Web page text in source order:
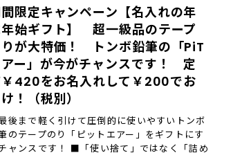
限定キャンペーン【名入れの年
始ギフト】 超一級品のテープ
が大特価！ トンボ鉛筆の「PiT
ー」が今がチャンスです！ 定
420をお名入れして￥200でお
！（税別）
後まで軽く引けて圧倒的に使いやすいトンボ
のテープのり「ピットエアー」をギフトにす
ャンスです！ ■「使い捨て」ではなく「詰め